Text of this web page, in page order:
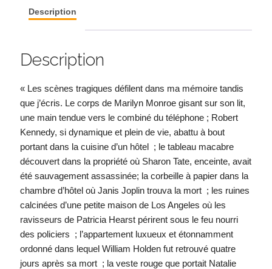
Description
Description
« Les scènes tragiques défilent dans ma mémoire tandis
que j’écris. Le corps de Marilyn Monroe gisant sur son lit,
une main tendue vers le combiné du téléphone ; Robert
Kennedy, si dynamique et plein de vie, abattu à bout
portant dans la cuisine d’un hôtel ; le tableau macabre
découvert dans la propriété où Sharon Tate, enceinte, avait
été sauvagement assassinée; la corbeille à papier dans la
chambre d’hôtel où Janis Joplin trouva la mort ; les ruines
calcinées d’une petite maison de Los Angeles où les
ravisseurs de Patricia Hearst périrent sous le feu nourri
des policiers ; l’appartement luxueux et étonnamment
ordonné dans lequel William Holden fut retrouvé quatre
jours après sa mort ; la veste rouge que portait Natalie